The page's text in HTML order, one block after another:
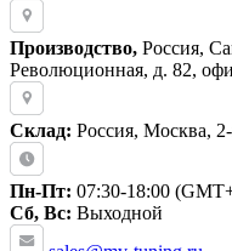
Производство, Россия,
Революционная, д. 82,
Склад: Россия, Москва,
Пн-Пт: 07:30-18:00
Сб, Вс: Выходной